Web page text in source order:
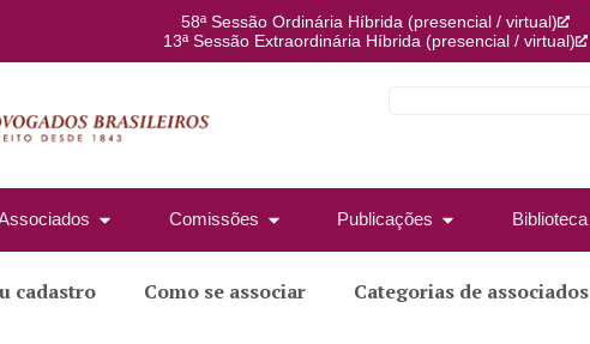
58ª Sessão Ordinária Híbrida (presencial / virtual)
13ª Sessão Extraordinária Híbrida (presencial / virtual)
Comissões Publicações Biblioteca
cadastro Como se associar Categorias de associados